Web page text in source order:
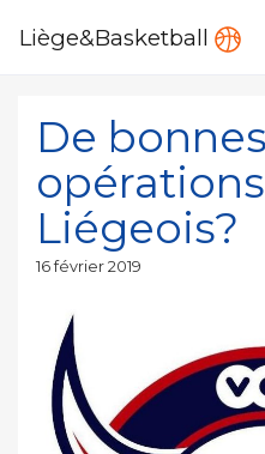
Liège&Basketball
De bonnes
Liégeois?
Publié
16 février 2019